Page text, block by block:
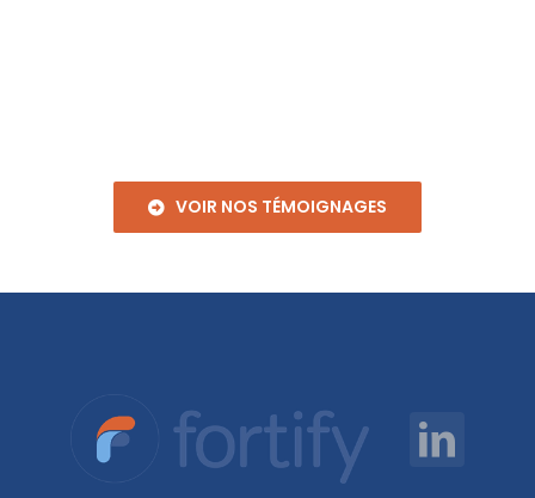
VOIR NOS TÉMOIGNAGES